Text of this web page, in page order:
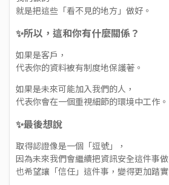
就是把這些「看不見的地方」做好。
✨所以，這和你有什麼關係？
如果是客戶，
代表你的資料被有制度地保護著。
如果是未來可能加入我們的人，
代表你會在一個重視細節的環境中工作。
✨最後想說
取得認證像是一個「逗號」，
因為未來我們會繼續把資訊安全這件事做
也希望讓「信任」這件事，變得更加踏實